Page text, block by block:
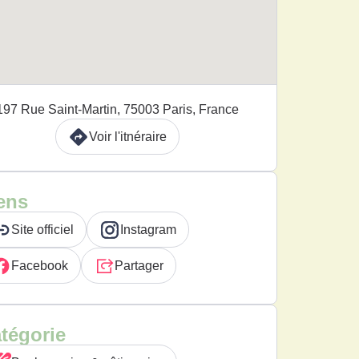
Rue Saint-Martin, 75003 Paris, France
Voir l'itnéraire
Site officiel Instagram
Facebook Partager